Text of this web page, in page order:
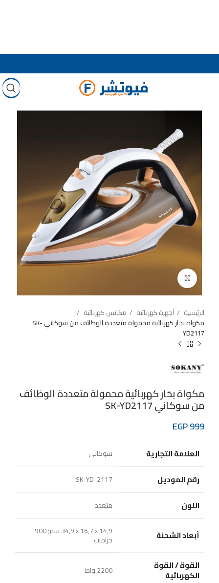
الرئيسية أجهزة كهربائية
مكانس كهربائية
مكواة بخار كهربائية محمولة متعددة الوظائف من سوكاني SK-
YD2117
مكواة بخار كهربائية محمولة متعددة الوظائف
من سوكاني SK-YD2117
EGP999
العلامة التجارية
رقم الموديل ‎‪SK-YD-2117‬‬
اللون
أبعاد الشحنة ‎34,9 x 16,7 x 14,9 سم; 900
جرامات
القوة / القوة
الكهربائية ‎2200 واط